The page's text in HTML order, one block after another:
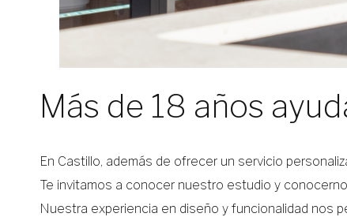
Más de 18 años
En Castillo, además de ofrecer un servicio
Te invitamos a conocer nuestro estudio y
Nuestra experiencia en diseño y funcionalidad nos